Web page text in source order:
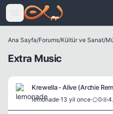
Icerige atla
Ana Sayfa/Forums/Kültür ve Sanat/
Extra Music
Krewella - Alive (Archie
lemonade·13 yil once· 0